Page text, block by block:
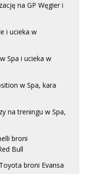
na GP Węgier i
i ucieka w
Spa i ucieka w
w Spa, kara
na treningu w Spa,
broni
Bull
broni Evansa